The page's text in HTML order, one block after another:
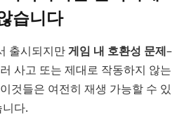
습니다
출시되지만게임 내 호환성 문제–
사고 또는 제대로 작동하지 않는
것들은 여전히 ​​재생 가능할 수 있
다.